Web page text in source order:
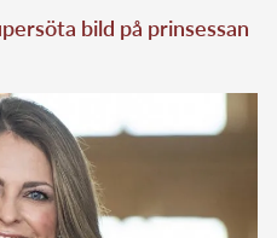
bild på prinsessan